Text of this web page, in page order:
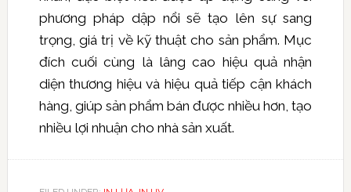
phương pháp dập nổi sẽ tạo lên sự sang
trọng, giá trị về kỹ thuật cho sản phẩm. Mục
đích cuối cùng là lâng cao hiệu quả nhận
diện thương hiệu và hiệu quả tiếp cận khách
hàng, giúp sản phẩm bán được nhiều hơn, tạo
nhiều lợi nhuận cho nhà sản xuất.